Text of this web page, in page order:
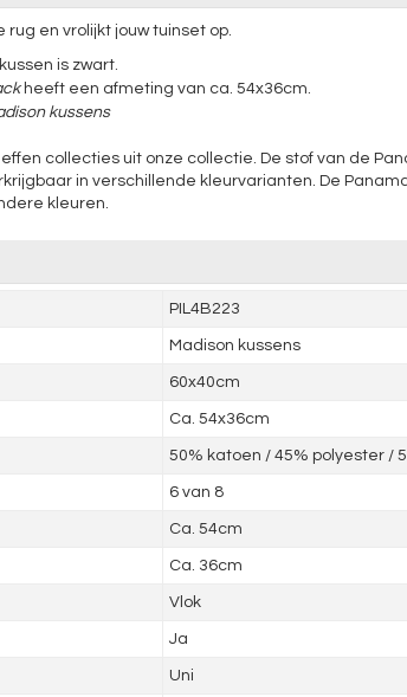
rug en vrolijkt jouw tuinset op.
is zwart.
heeft een afmeting van ca. 54x36cm.
kussens
collecties uit onze collectie. De stof van de
in verschillende kleurvarianten. De
kleuren.
PIL4B223
Madison kussens
60x40cm
Ca. 54x36cm
50% katoen / 45% polyester /
6 van 8
Ca. 54cm
Ca. 36cm
Vlok
Ja
Uni